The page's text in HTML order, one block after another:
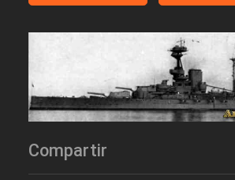
Compartir